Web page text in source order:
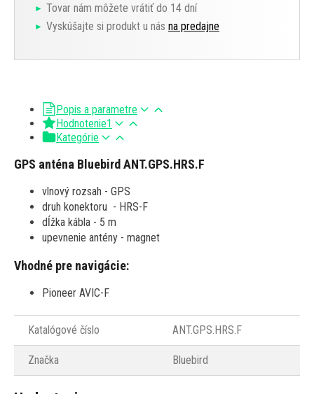
Tovar nám môžete vrátiť do 14 dní
Vyskúšajte si produkt u nás na predajne
Popis a parametre
Hodnotenie1
Kategórie
GPS anténa Bluebird ANT.GPS.HRS.F
vlnový rozsah - GPS
druh konektoru - HRS-F
dĺžka kábla - 5 m
upevnenie antény - magnet
Vhodné pre navigácie:
Pioneer AVIC-F
Katalógové číslo ANT.GPS.HRS.F
Značka Bluebird